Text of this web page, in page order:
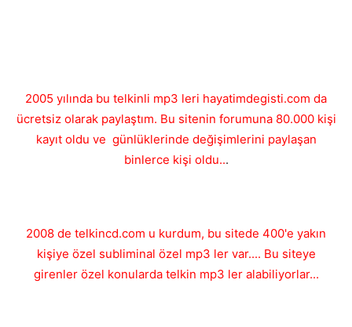
2005 yılında bu telkinli mp3 leri hayatimdegisti.com da
ücretsiz olarak paylaştım. Bu sitenin forumuna 80.000 kişi
kayıt oldu ve günlüklerinde değişimlerini paylaşan
binlerce kişi oldu...
2008 de telkincd.com u kurdum, bu sitede 400'e yakın
kişiye özel subliminal özel mp3 ler var.... Bu siteye
girenler özel konularda telkin mp3 ler alabiliyorlar...